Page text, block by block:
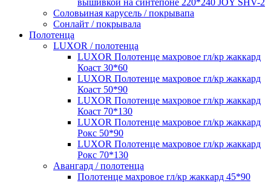
вышивкой на синтепоне 220*240 JOY SHV-2
Соловьиная карусель / покрывапа
Сонлайт / покрывала
Полотенца
LUXOR / полотенца
LUXOR Полотенце махровое гл/кр жаккард
Коаст 30*60
LUXOR Полотенце махровое гл/кр жаккард
Коаст 50*90
LUXOR Полотенце махровое гл/кр жаккард
Коаст 70*130
LUXOR Полотенце махровое гл/кр жаккард
Рокс 50*90
LUXOR Полотенце махровое гл/кр жаккард
Рокс 70*130
Авангард / полотенца
Полотенце махровое гл/кр жаккард 45*90